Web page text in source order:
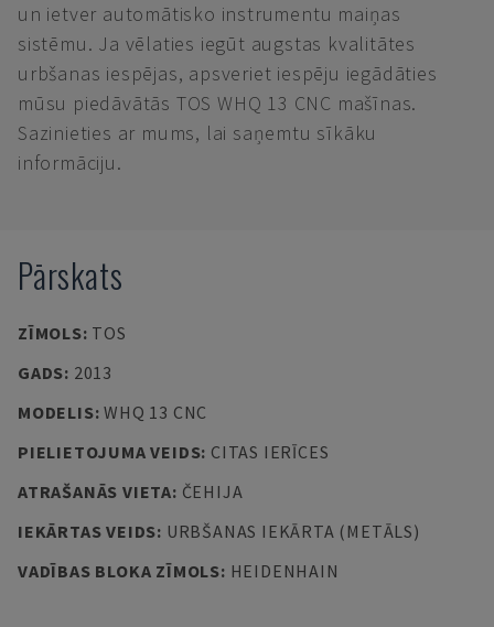
un ietver automātisko instrumentu maiņas
sistēmu. Ja vēlaties iegūt augstas kvalitātes
urbšanas iespējas, apsveriet iespēju iegādāties
mūsu piedāvātās TOS WHQ 13 CNC mašīnas.
Sazinieties ar mums, lai saņemtu sīkāku
informāciju.
Pārskats
ZĪMOLS: TOS
GADS: 2013
MODELIS:WHQ 13 CNC
PIELIETOJUMA VEIDS: CITAS IERĪCES
ATRAŠANĀS VIETA: ČEHIJA
IEKĀRTAS VEIDS: URBŠANAS IEKĀRTA (METĀLS)
VADĪBAS BLOKA ZĪMOLS: HEIDENHAIN